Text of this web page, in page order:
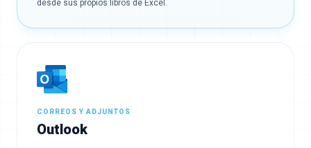
desde sus propios libros de Excel.
CORREOS Y ADJUNTOS
Outlook